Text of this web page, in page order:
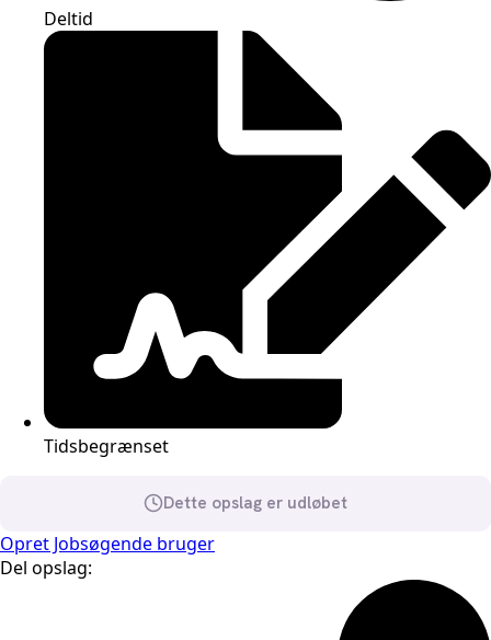
Deltid
Tidsbegrænset
Dette opslag er udløbet
Opret Jobsøgende bruger
Del opslag: